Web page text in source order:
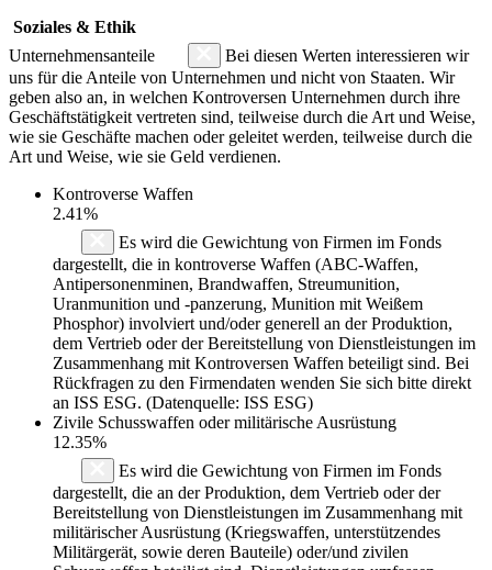
Soziales & Ethik
Unternehmensanteile
Bei diesen Werten interessieren wir
uns für die Anteile von Unternehmen und nicht von Staaten. Wir
geben also an, in welchen Kontroversen Unternehmen durch ihre
Geschäftstätigkeit vertreten sind, teilweise durch die Art und Weise,
wie sie Geschäfte machen oder geleitet werden, teilweise durch die
Art und Weise, wie sie Geld verdienen.
Kontroverse Waffen
2.41%
Es wird die Gewichtung von Firmen im Fonds
dargestellt, die in kontroverse Waffen (ABC-Waffen,
Antipersonenminen, Brandwaffen, Streumunition,
Uranmunition und -panzerung, Munition mit Weißem
Phosphor) involviert und/oder generell an der Produktion,
dem Vertrieb oder der Bereitstellung von Dienstleistungen im
Zusammenhang mit Kontroversen Waffen beteiligt sind. Bei
Rückfragen zu den Firmendaten wenden Sie sich bitte direkt
an ISS ESG. (Datenquelle: ISS ESG)
Zivile Schusswaffen oder militärische Ausrüstung
12.35%
Es wird die Gewichtung von Firmen im Fonds
dargestellt, die an der Produktion, dem Vertrieb oder der
Bereitstellung von Dienstleistungen im Zusammenhang mit
militärischer Ausrüstung (Kriegswaffen, unterstützendes
Militärgerät, sowie deren Bauteile) oder/und zivilen